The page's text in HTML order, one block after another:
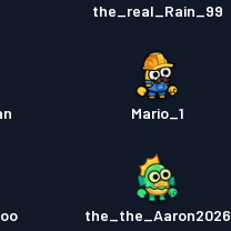
the_real_Rain_99
Mario_1
the_the_Aaron2026